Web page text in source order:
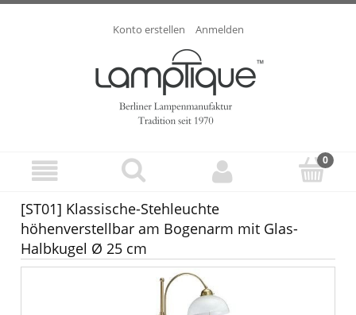
Konto erstellen Anmelden
[ST01] Klassische-Stehleuchte
höhenverstellbar am Bogenarm mit Glas-
Halbkugel Ø 25 cm